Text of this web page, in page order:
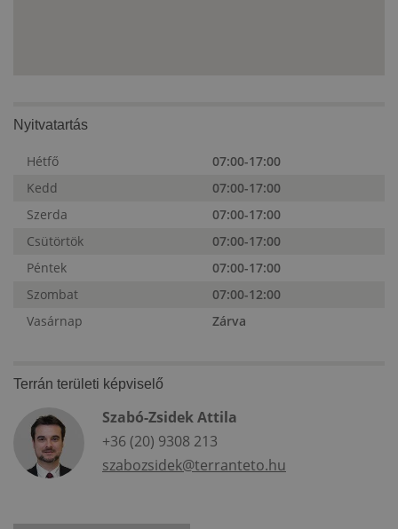
Nyitvatartás
Hétfő
07:00-17:00
Kedd
07:00-17:00
Szerda
07:00-17:00
Csütörtök
07:00-17:00
Péntek
07:00-17:00
Szombat
07:00-12:00
Vasárnap
Zárva
Terrán területi képviselő
Szabó-Zsidek Attila
+36 (20) 9308 213
szabozsidek@terranteto.hu